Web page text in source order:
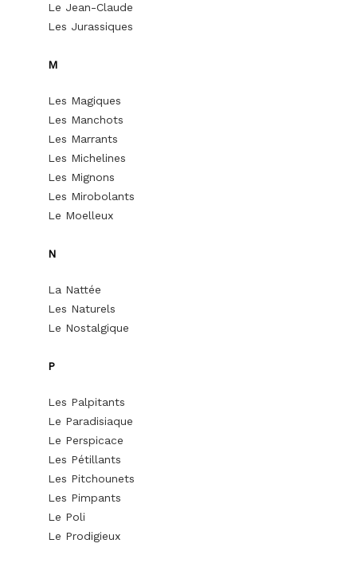
Le Jean-Claude
Les Jurassiques
M
Les Magiques
Les Manchots
Les Marrants
Les Michelines
Les Mignons
Les Mirobolants
Le Moelleux
N
La Nattée
Les Naturels
Le Nostalgique
P
Les Palpitants
Le Paradisiaque
Le Perspicace
Les Pétillants
Les Pitchounets
Les Pimpants
Le Poli
Le Prodigieux